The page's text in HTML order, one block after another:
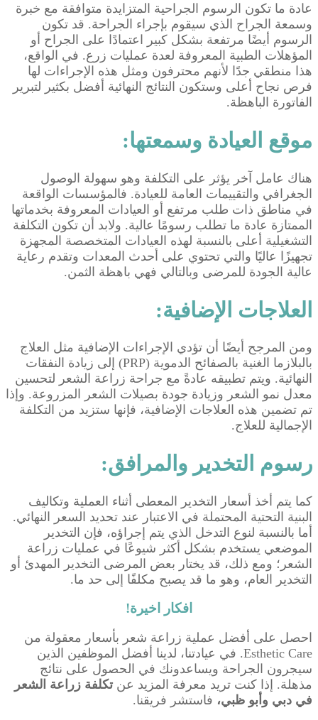
عادة ما تكون الرسوم الجراحية المتزايدة متوافقة مع خبرة
وسمعة الجراح الذي سيقوم بإجراء الجراحة. قد تكون
الرسوم أيضًا مرتفعة بشكل كبير اعتمادًا على الجراح أو
المؤهلات الطبية المعروفة لعدة عمليات زرع. في الواقع،
هذا منطقي جدًا لأنهم محترفون ومثل هذه الإجراءات لها
فرص نجاح أعلى وستكون النتائج النهائية أفضل بكثير لتبرير
الفاتورة الباهظة.
موقع العيادة وسمعتها:
هناك عامل آخر يؤثر على التكلفة وهو سهولة الوصول
الجغرافي والتقييمات العامة للعيادة. فالمؤسسات الواقعة
في مناطق ذات طلب مرتفع أو العيادات المعروفة بخدماتها
الممتازة عادة ما تطلب رسومًا عالية. ولابد أن تكون التكلفة
التشغيلية أعلى بالنسبة لهذه العيادات المتخصصة المجهزة
تجهيزًا عاليًا والتي تحتوي على أحدث المعدات وتقدم رعاية
عالية الجودة للمرضى وبالتالي فهي باهظة الثمن.
العلاجات الإضافية:
ومن المرجح أيضًا أن تؤدي الإجراءات الإضافية مثل العلاج
بالبلازما الغنية بالصفائح الدموية (PRP) إلى زيادة النفقات
النهائية. ويتم تطبيقه عادةً مع جراحة زراعة الشعر لتحسين
معدل نمو الشعر وزيادة جودة بصيلات الشعر المزروعة. وإذا
تم تضمين هذه العلاجات الإضافية، فإنها ستزيد من التكلفة
الإجمالية للعلاج.
رسوم التخدير والمرافق:
كما يتم أخذ أسعار التخدير المعطى أثناء العملية وتكاليف
البنية التحتية المحتملة في الاعتبار عند تحديد السعر النهائي.
أما بالنسبة لنوع التدخل الذي يتم إجراؤه، فإن التخدير
الموضعي يستخدم بشكل أكثر شيوعًا في عمليات زراعة
الشعر؛ ومع ذلك، قد يختار بعض المرضى التخدير المهدئ أو
التخدير العام، وهو ما قد يصبح مكلفًا إلى حد ما.
افكار اخيرة!
احصل على أفضل عملية زراعة شعر بأسعار معقولة من
Esthetic Care. في عيادتنا، لدينا أفضل الموظفين الذين
سيجرون الجراحة ويساعدونك في الحصول على نتائج
مذهلة. إذا كنت تريد معرفة المزيد عن تكلفة زراعة الشعر
في دبي وأبو ظبي، فاستشر فريقنا.